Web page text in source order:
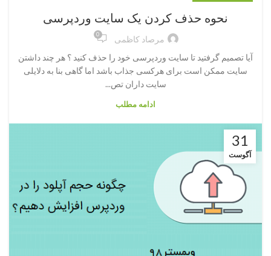
نحوه حذف کردن یک سایت وردپرسی
مرصاد کاظمی 0
آیا تصمیم گرفتید تا سایت وردپرسی خود را حذف کنید ؟ هر چند داشتن
سایت ممکن است برای هرکسی جذاب باشد اما گاهی بنا به دلایلی
سایت داران تص...
ادامه مطلب
31
آگوست